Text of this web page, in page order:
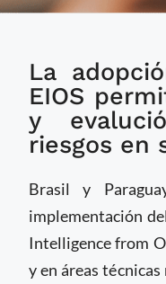
expanden el
EIOS para
la vigilancia
pública
La
EIOS
y
riesgos en
Brasil y
implementación del
Intelligence from
y en áreas